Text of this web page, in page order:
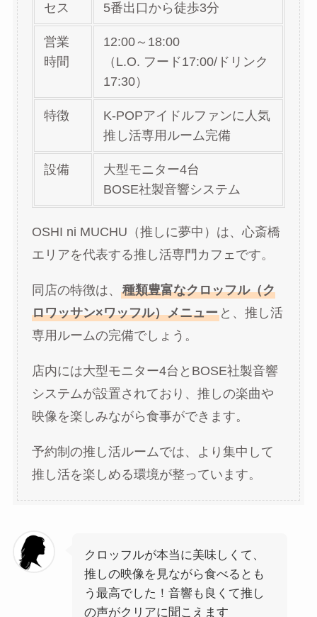
セス
5番出口から徒歩3分
営業
時間
12:00～18:00
（L.O. フード17:00/ドリンク
17:30）
特徴
K-POPアイドルファンに人気
推し活専用ルーム完備
設備
大型モニター4台
BOSE社製音響システム
OSHI ni MUCHU（推しに夢中）は、心斎橋
エリアを代表する推し活専門カフェです。
同店の特徴は、 種類豊富なクロッフル（ク
ロワッサン×ワッフル）メニューと、推し活
専用ルームの完備でしょう。
店内には大型モニター4台とBOSE社製音響
システムが設置されており、推しの楽曲や
映像を楽しみながら食事ができます。
予約制の推し活ルームでは、より集中して
推し活を楽しめる環境が整っています。
クロッフルが本当に美味しくて、
推しの映像を見ながら食べるとも
う最高でした！音響も良くて推し
の声がクリアに聞こえます